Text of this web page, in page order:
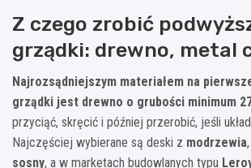
Z czego zrobić
grządki: drewno, metal
Najrozsądniejszym materiałem na
grządki jest drewno o grubości minimum
przyciąć, skręcić i później przerobić, jeśli
Najczęściej wybierane są deski z modrzewia,
sosny, a w marketach budowlanych typu